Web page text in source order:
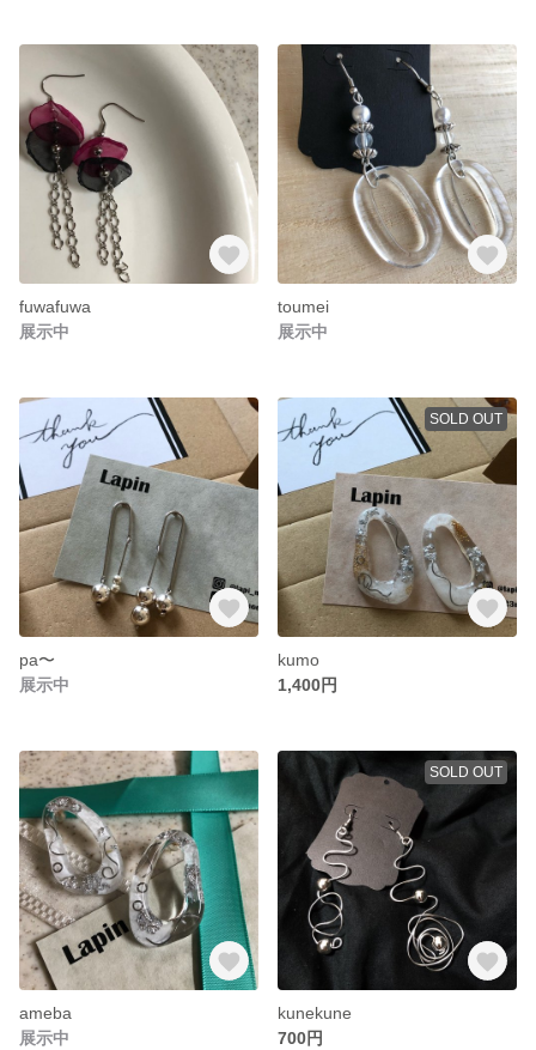
fuwafuwa
展示中
toumei
展示中
pa〜
展示中
SOLD OUT
kumo
1,400円
ameba
展示中
SOLD OUT
kunekune
700円